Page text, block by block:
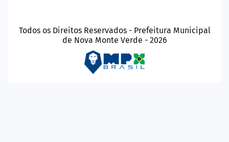
Todos os Direitos Reservados - Prefeitura Municipal
de Nova Monte Verde - 2026